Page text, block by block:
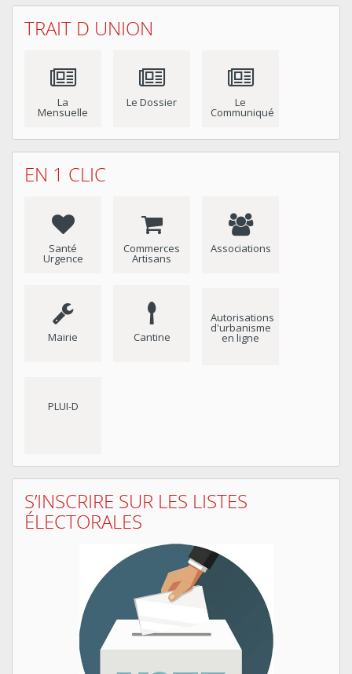
TRAIT D UNION
La
Mensuelle
Le Dossier Le
Communiqué
EN 1 CLIC
Santé
Urgence
Commerces
Artisans
Associations
Mairie Cantine
Autorisations
d'urbanisme
en ligne
PLUI-D
S’INSCRIRE SUR LES LISTES
ÉLECTORALES